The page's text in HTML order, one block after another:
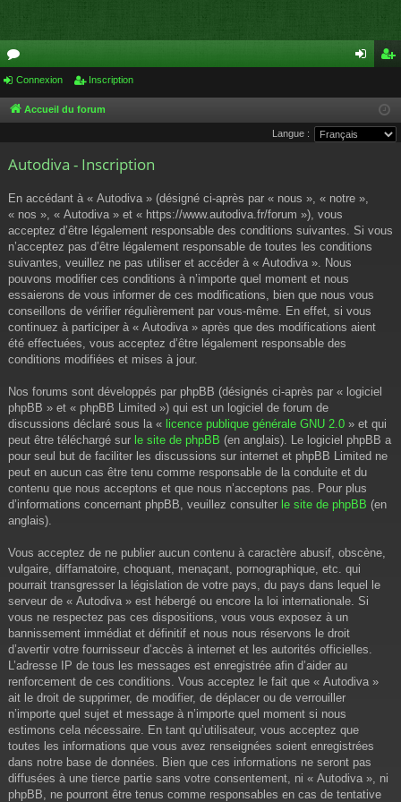
or
u
s
cri
pti
Connexion Inscription
Accueil du forum
Langue :
Autodiva - Inscription
En accédant à « Autodiva » (désigné ci-après par « nous », « notre »,
« nos », « Autodiva » et « https://www.autodiva.fr/forum »), vous
acceptez d’être légalement responsable des conditions suivantes. Si vous
n’acceptez pas d’être légalement responsable de toutes les conditions
suivantes, veuillez ne pas utiliser et accéder à « Autodiva ». Nous
pouvons modifier ces conditions à n’importe quel moment et nous
essaierons de vous informer de ces modifications, bien que nous vous
conseillons de vérifier régulièrement par vous-même. En effet, si vous
continuez à participer à « Autodiva » après que des modifications aient
été effectuées, vous acceptez d’être légalement responsable des
conditions modifiées et mises à jour.
Nos forums sont développés par phpBB (désignés ci-après par « logiciel
phpBB » et « phpBB Limited ») qui est un logiciel de forum de
discussions déclaré sous la « licence publique générale GNU 2.0 » et qui
peut être téléchargé sur le site de phpBB (en anglais). Le logiciel phpBB a
pour seul but de faciliter les discussions sur internet et phpBB Limited ne
peut en aucun cas être tenu comme responsable de la conduite et du
contenu que nous acceptons et que nous n’acceptons pas. Pour plus
d’informations concernant phpBB, veuillez consulter le site de phpBB (en
anglais).
Vous acceptez de ne publier aucun contenu à caractère abusif, obscène,
vulgaire, diffamatoire, choquant, menaçant, pornographique, etc. qui
pourrait transgresser la législation de votre pays, du pays dans lequel le
serveur de « Autodiva » est hébergé ou encore la loi internationale. Si
vous ne respectez pas ces dispositions, vous vous exposez à un
bannissement immédiat et définitif et nous nous réservons le droit
d’avertir votre fournisseur d’accès à internet et les autorités officielles.
L’adresse IP de tous les messages est enregistrée afin d’aider au
renforcement de ces conditions. Vous acceptez le fait que « Autodiva »
ait le droit de supprimer, de modifier, de déplacer ou de verrouiller
n’importe quel sujet et message à n’importe quel moment si nous
estimons cela nécessaire. En tant qu’utilisateur, vous acceptez que
toutes les informations que vous avez renseignées soient enregistrées
dans notre base de données. Bien que ces informations ne seront pas
diffusées à une tierce partie sans votre consentement, ni « Autodiva », ni
phpBB, ne pourront être tenus comme responsables en cas de tentative